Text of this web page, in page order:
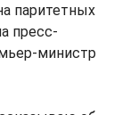
паритетных
пресс-
министр